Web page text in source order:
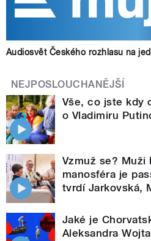
Audiosvět Českého rozhlasu na
NEJPOSLOUCHANĚJŠÍ
Vše, co jste kdy
o Vladimiru
Vzmuž se? Muži
manosféra je
tvrdí Jarkovská,
Jaké je
Aleksandra